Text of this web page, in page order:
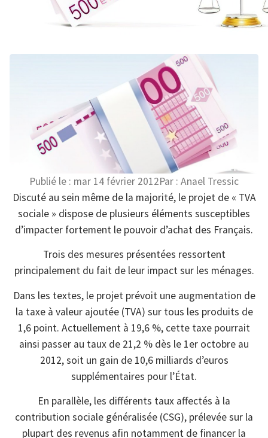
Publié le : mar 14 février 2012Par : Anael Tressic
Discuté au sein même de la majorité, le projet de « TVA
sociale » dispose de plusieurs éléments susceptibles
d’impacter fortement le pouvoir d’achat des Français.
Trois des mesures présentées ressortent
principalement du fait de leur impact sur les ménages.
Dans les textes, le projet prévoit une augmentation de
la taxe à valeur ajoutée (TVA) sur tous les produits de
1,6 point. Actuellement à 19,6 %, cette taxe pourrait
ainsi passer au taux de 21,2 % dès le 1er octobre au
2012, soit un gain de 10,6 milliards d’euros
supplémentaires pour l’État.
En parallèle, les différents taux affectés à la
contribution sociale généralisée (CSG), prélevée sur la
plupart des revenus afin notamment de financer la